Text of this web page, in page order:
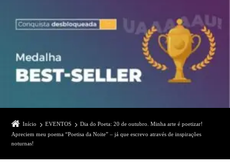
Início EVENTOS
Dia do Poeta: 20 de outubro. Minha arte é poetizar!
Apreciem meu poema “Poetisa da Noite” – já que escrevo através de inspirações
noturnas!